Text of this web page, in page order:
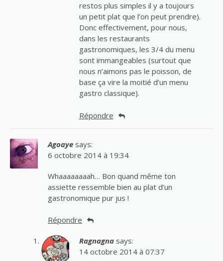
restos plus simples il y a toujours
un petit plat que l’on peut prendre).
Donc effectivement, pour nous,
dans les restaurants
gastronomiques, les 3/4 du menu
sont immangeables (surtout que
nous n’aimons pas le poisson, de
base ça vire la moitié d’un menu
gastro classique).
Répondre
Agoaye says:
6 octobre 2014 à 19:34
Whaaaaaaaah… Bon quand même ton
assiette ressemble bien au plat d’un
gastronomique pur jus !
Répondre
Ragnagna says:
14 octobre 2014 à 07:37